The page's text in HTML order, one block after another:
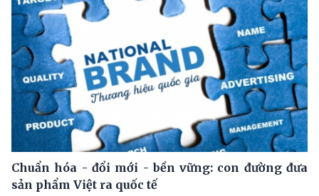
Chuẩn hóa - đổi mới - bền vững: con đường đưa
sản phẩm Việt ra quốc tế